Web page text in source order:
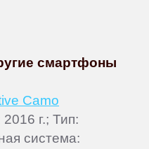
смартфоны
Camo
г.; Тип:
система: